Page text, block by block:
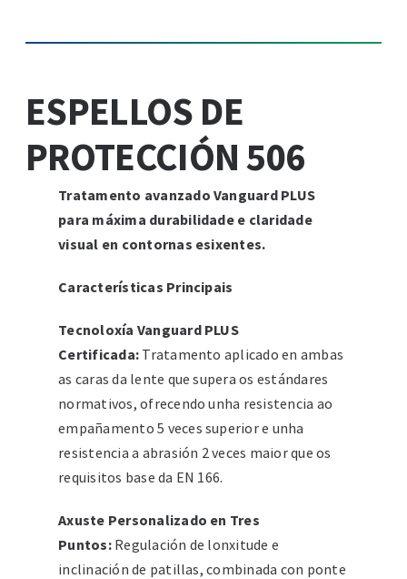
ESPELLOS DE
PROTECCIÓN 506
Tratamento avanzado Vanguard PLUS
para máxima durabilidade e claridade
visual en contornas esixentes.
Características Principais
Tecnoloxía Vanguard PLUS
Certificada: Tratamento aplicado en ambas
as caras da lente que supera os estándares
normativos, ofrecendo unha resistencia ao
empañamento 5 veces superior e unha
resistencia a abrasión 2 veces maior que os
requisitos base da EN 166.
Axuste Personalizado en Tres
Puntos:Regulación de lonxitude e
inclinación de patillas, combinada con ponte